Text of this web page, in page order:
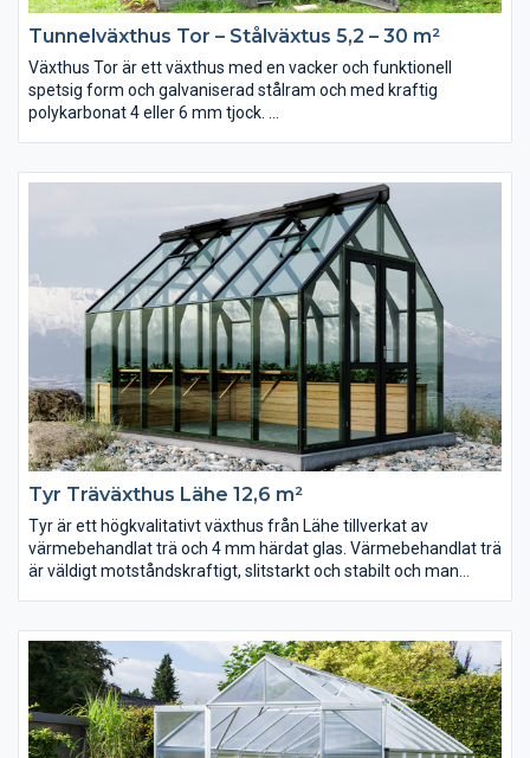
Tunnelväxthus Tor – Stålväxtus 5,2 – 30 m²
Växthus Tor är ett växthus med en vacker och funktionell
spetsig form och galvaniserad stålram och med kraftig
polykarbonat 4 eller 6 mm tjock.
och tåligt växthus speciellt anpassat för snörika regioner. Dess
unika form är inte bara funktionell utan också mycket vacker
och platseffektiv då den ger en bra höjd i större delen av
Tyr Träväxthus Lähe 12,6 m²
Tyr är ett högkvalitativt växthus från Lähe tillverkat av
värmebehandlat trä och 4 mm härdat glas. Värmebehandlat trä
är väldigt motståndskraftigt, slitstarkt och stabilt och man
br> Kan levereras med värmebehandlat trä utan ytterligare
ytbehandling, inoljat eller målat. Väljer du en annan färg än
standardfärgerna, ange önskad färg i kommentarsfältet vid
beställning.